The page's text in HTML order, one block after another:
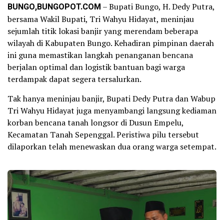
BUNGO,BUNGOPOT.COM – Bupati Bungo, H. Dedy Putra,
bersama Wakil Bupati, Tri Wahyu Hidayat, meninjau
sejumlah titik lokasi banjir yang merendam beberapa
wilayah di Kabupaten Bungo. Kehadiran pimpinan daerah
ini guna memastikan langkah penanganan bencana
berjalan optimal dan logistik bantuan bagi warga
terdampak dapat segera tersalurkan.
Tak hanya meninjau banjir, Bupati Dedy Putra dan Wabup
Tri Wahyu Hidayat juga menyambangi langsung kediaman
korban bencana tanah longsor di Dusun Empelu,
Kecamatan Tanah Sepenggal. Peristiwa pilu tersebut
dilaporkan telah menewaskan dua orang warga setempat.